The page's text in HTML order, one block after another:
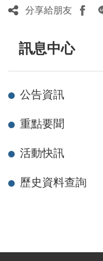
訊息中心
公告資訊
重點要聞
活動快訊
歷史資料查詢
分享給朋友